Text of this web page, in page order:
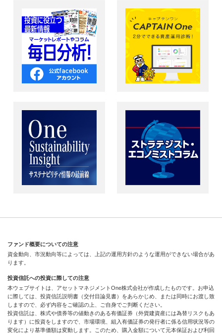
ファンド概要についての注意
資金動向、市況動向等によっては、上記の運用方針のような運用ができない場合があ
ります。
投資信託への投資に際しての注意
本ウェブサイトは、アセットマネジメントOne株式会社が作成したものです。お申込
に際しては、投資信託説明書（交付目論見書）をあらかじめ、または同時にお渡し致
しますので、必ず内容をご確認の上、ご自身でご判断ください。
投資信託は、株式や債券等の値動きのある有価証券（外貨建資産には為替リスクもあ
ります）に投資をしますので、市場環境、組入有価証券の発行者に係る信用状況等の
変化により基準価額は変動します。このため、購入金額について元本保証および利回